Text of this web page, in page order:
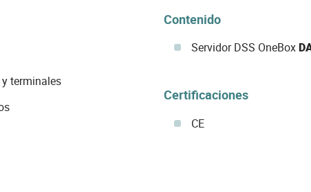
terminales
Contenido
Servidor DSS OneBox
Certificaciones
CE